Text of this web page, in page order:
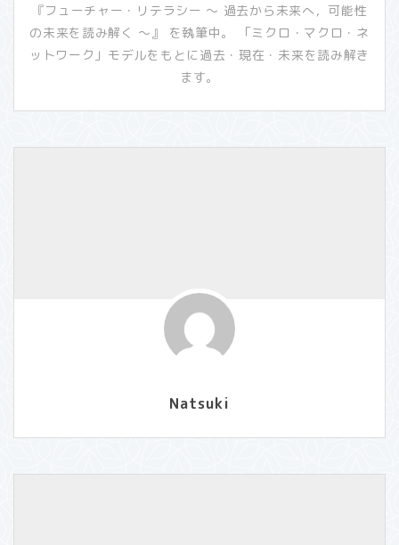
『フューチャー・リテラシー ～ 過去から未来へ，可能性
の未来を読み解く ～』 を執筆中。 「ミクロ・マクロ・ネ
ットワーク」モデルをもとに過去・現在・未来を読み解き
ます。
Natsuki